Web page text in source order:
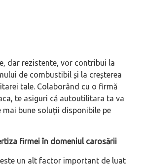
dar rezistente, vor contribui la
de combustibil și la creșterea
tale. Colaborând cu o firmă
te asiguri că autoutilitara ta va
mai bune soluții disponibile pe
firmei în domeniul carosării
un alt factor important de luat